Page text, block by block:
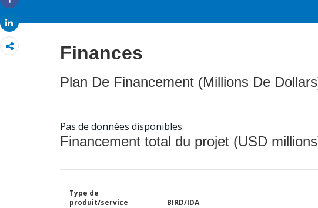
Share
Share
Finances
Plan De Financement (Millions De
Pas de données disponibles.
Financement total du projet (USD
Type de
produit/service
BIRD/IDA